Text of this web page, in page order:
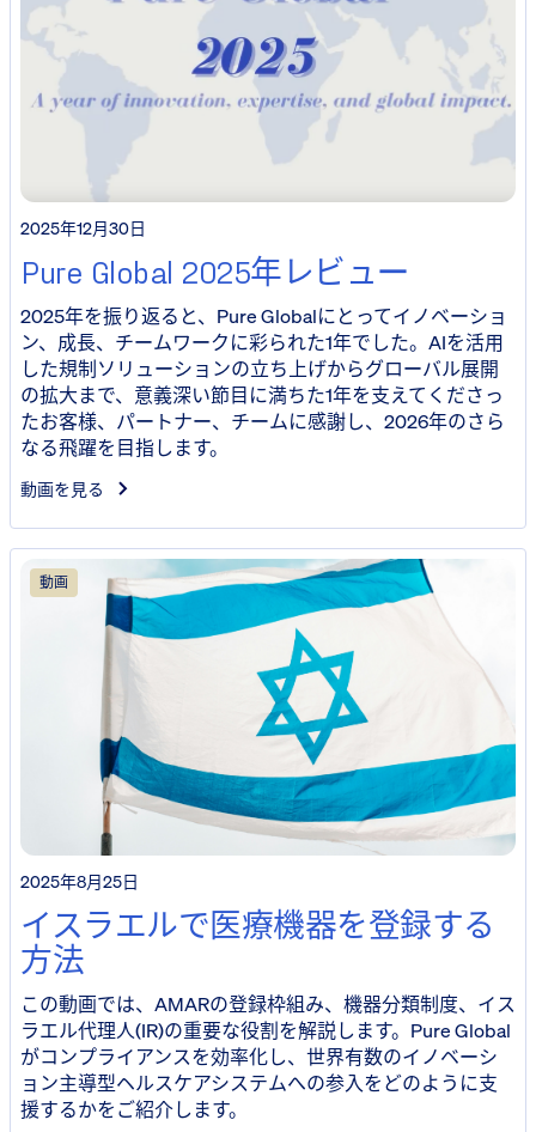
2025年12月30日
Pure Global 2025年レビュー
2025年を振り返ると、Pure Globalにとってイノベーショ
ン、成長、チームワークに彩られた1年でした。AIを活用
した規制ソリューションの立ち上げからグローバル展開
の拡大まで、意義深い節目に満ちた1年を支えてくださっ
たお客様、パートナー、チームに感謝し、2026年のさら
なる飛躍を目指します。
動画を見る
動画
2025年8月25日
イスラエルで医療機器を登録する
方法
この動画では、AMARの登録枠組み、機器分類制度、イス
ラエル代理人(IR)の重要な役割を解説します。Pure Global
がコンプライアンスを効率化し、世界有数のイノベーシ
ョン主導型ヘルスケアシステムへの参入をどのように支
援するかをご紹介します。